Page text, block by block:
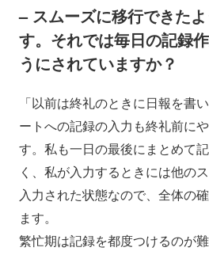
– スムーズに移行できた
す。それでは毎日の記録
うにされていますか？
「以前は終礼のときに日報を書
ートへの記録の入力も終礼前に
す。私も一日の最後にまとめて
く、私が入力するときには他の
入力された状態なので、全体の
ます。
繁忙期は記録を都度つけるのが